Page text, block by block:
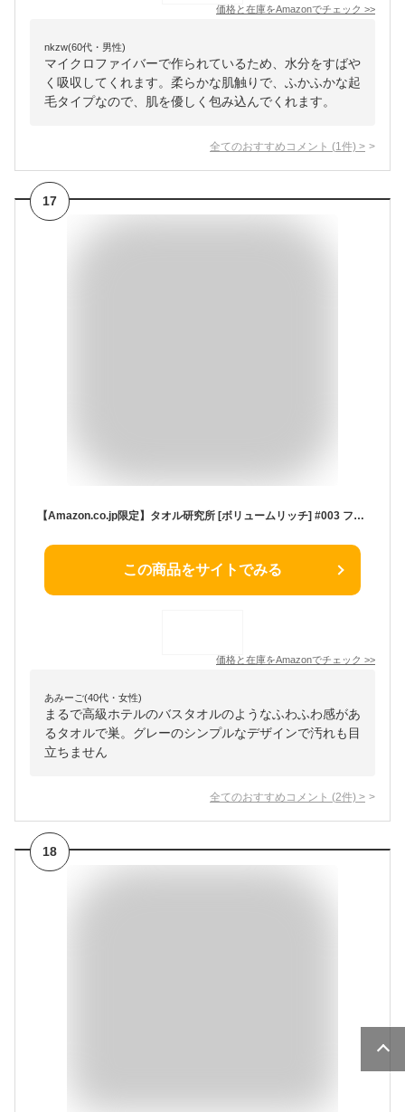
価格と在庫をAmazonでチェック >>
nkzw(60代・男性)
マイクロファイバーで作られているため、水分をすばや
く吸収してくれます。柔らかな肌触りで、ふかふかな起
毛タイプなので、肌を優しく包み込んでくれます。
全てのおすすめコメント (1 件) >
17
【Amazon.co.jp限定】タオル研究所 [ボリュームリッチ] #003 フェイスタオル ライトグレー 5枚セット ホテル仕様 厚手 ふかふか ボリューム 高速吸水 耐久性 綿100% 480GSM JapanTechnology
この商品をサイトでみる
価格と在庫をAmazonでチェック >>
あみーご(40代・女性)
まるで高級ホテルのバスタオルのようなふわふわ感があ
るタオルで巣。グレーのシンプルなデザインで汚れも目
立ちません
全てのおすすめコメント (2件) >
18